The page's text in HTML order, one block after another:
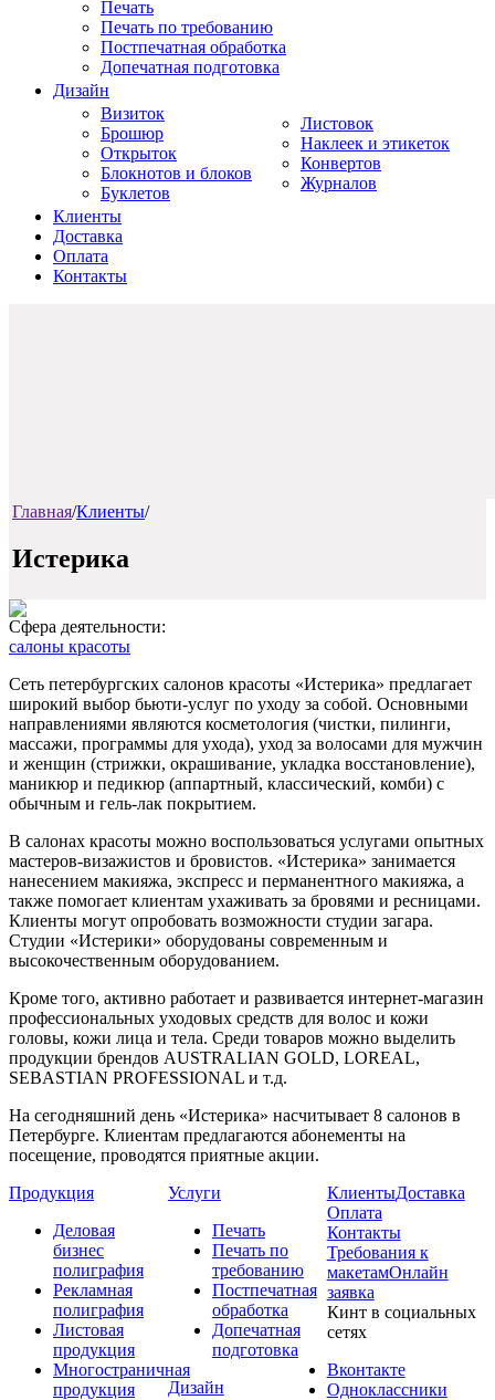
Печать
Печать по требованию
Постпечатная обработка
Допечатная подготовка
Дизайн
Визиток
Брошюр
Открыток
Блокнотов и блоков
Буклетов
Листовок
Наклеек и этикеток
Конвертов
Журналов
Клиенты
Доставка
Оплата
Контакты
Главная/Клиенты/
Истерика
Сфера деятельности:
салоны красоты
Сеть петербургских салонов красоты «Истерика» предлагает
широкий выбор бьюти-услуг по уходу за собой. Основными
направлениями являются косметология (чистки, пилинги,
массажи, программы для ухода), уход за волосами для мужчин
и женщин (стрижки, окрашивание, укладка восстановление),
маникюр и педикюр (аппартный, классический, комби) с
обычным и гель-лак покрытием.
В салонах красоты можно воспользоваться услугами опытных
мастеров-визажистов и бровистов. «Истерика» занимается
нанесением макияжа, экспресс и перманентного макияжа, а
также помогает клиентам ухаживать за бровями и ресницами.
Клиенты могут опробовать возможности студии загара.
Студии «Истерики» оборудованы современным и
высокочественным оборудованием.
Кроме того, активно работает и развивается интернет-магазин
профессиональных уходовых средств для волос и кожи
головы, кожи лица и тела. Среди товаров можно выделить
продукции брендов AUSTRALIAN GOLD, LOREAL,
SEBASTIAN PROFESSIONAL и т.д.
На сегодняшний день «Истерика» насчитывает 8 салонов в
Петербурге. Клиентам предлагаются абонементы на
посещение, проводятся приятные акции.
Продукция
Деловая
бизнес
полиграфия
Рекламная
полиграфия
Листовая
продукция
Многостраничная
продукция
Услуги
Печать
Печать по
требованию
Постпечатная
обработка
Допечатная
подготовка
Дизайн
КлиентыДоставка
Оплата
Контакты
Требования к
макетамОнлайн
заявка
Кинт в социальных
сетях
Вконтакте
Одноклассники